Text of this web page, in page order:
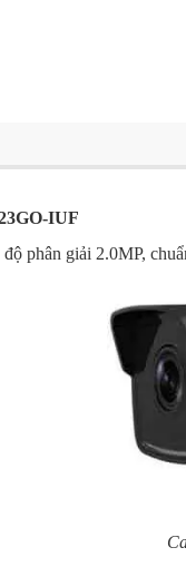
IUF
độ phân giải 2.0MP,